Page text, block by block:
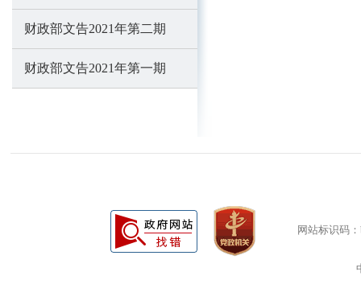
财政部文告2021年第二期
财政部文告2021年第一期
网站标识码